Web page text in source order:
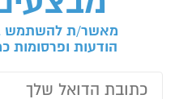
מאשר/ת להשתמש
הודעות ופרסומות